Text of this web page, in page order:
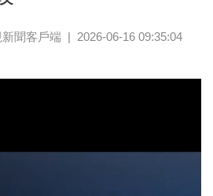
聞客戶端 | 2026-06-16 09:35:04